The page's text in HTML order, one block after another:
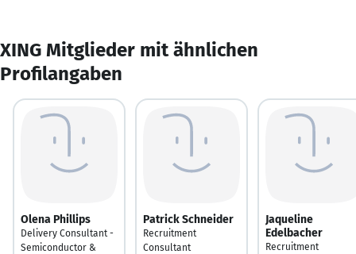
XING Mitglieder mit ähnlichen
Profilangaben
Olena Phillips
Delivery Consultant -
Semiconductor &
Patrick Schneider
Recruitment
Consultant
Jaqueline
Edelbacher
Recruitment